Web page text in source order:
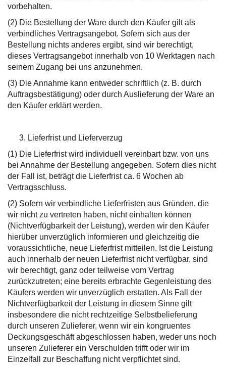
vorbehalten.
(2) Die Bestellung der Ware durch den Käufer gilt als
verbindliches Vertragsangebot. Sofern sich aus der
Bestellung nichts anderes ergibt, sind wir berechtigt,
dieses Vertragsangebot innerhalb von 10 Werktagen nach
seinem Zugang bei uns anzunehmen.
(3) Die Annahme kann entweder schriftlich (z. B. durch
Auftragsbestätigung) oder durch Auslieferung der Ware an
den Käufer erklärt werden.
Lieferfrist und Lieferverzug
(1) Die Lieferfrist wird individuell vereinbart bzw. von uns
bei Annahme der Bestellung angegeben. Sofern dies nicht
der Fall ist, beträgt die Lieferfrist ca. 6 Wochen ab
Vertragsschluss.
(2) Sofern wir verbindliche Lieferfristen aus Gründen, die
wir nicht zu vertreten haben, nicht einhalten können
(Nichtverfügbarkeit der Leistung), werden wir den Käufer
hierüber unverzüglich informieren und gleichzeitig die
voraussichtliche, neue Lieferfrist mitteilen. Ist die Leistung
auch innerhalb der neuen Lieferfrist nicht verfügbar, sind
wir berechtigt, ganz oder teilweise vom Vertrag
zurückzutreten; eine bereits erbrachte Gegenleistung des
Käufers werden wir unverzüglich erstatten. Als Fall der
Nichtverfügbarkeit der Leistung in diesem Sinne gilt
insbesondere die nicht rechtzeitige Selbstbelieferung
durch unseren Zulieferer, wenn wir ein kongruentes
Deckungsgeschäft abgeschlossen haben, weder uns noch
unseren Zulieferer ein Verschulden trifft oder wir im
Einzelfall zur Beschaffung nicht verpflichtet sind.